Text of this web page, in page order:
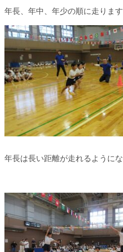
年長、年中、年少の順に走ります
年長は長い距離が走れるようにな